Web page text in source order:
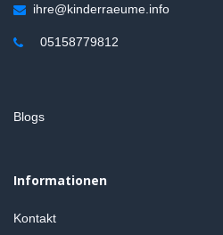
ihre@kinderraeume.info
05158779812
Blogs
Informationen
Kontakt